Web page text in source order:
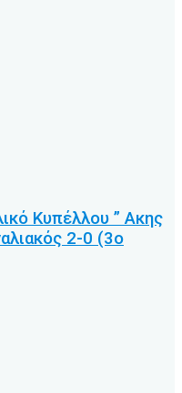
Κυπέλλου ” Ακης
2-0 (3ο